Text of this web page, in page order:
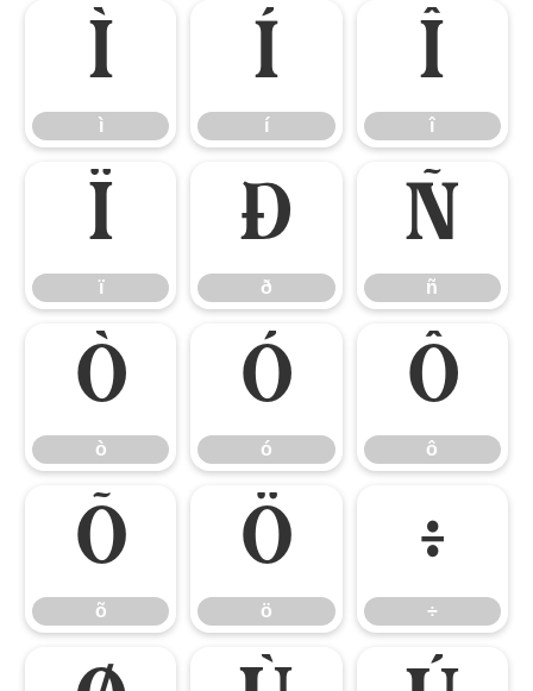
ì
ì
í
í
î
î
ï
ï
ð
ð
ñ
ñ
ò
ò
ó
ó
ô
ô
õ
õ
ö
ö
÷
÷